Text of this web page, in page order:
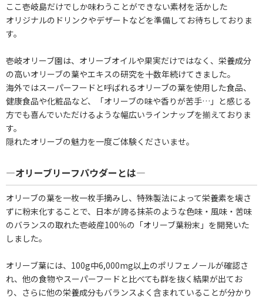
ここ壱岐島だけでしか味わうことができない素材を活かした
オリジナルのドリンクやデザートなどを準備してお待ちしておりま
す。
壱岐オリーブ園は、オリーブオイルや果実だけではなく、栄養成分
の高いオリーブの葉やエキスの研究を十数年続けてきました。
海外ではスーパーフードと呼ばれるオリーブの葉を使用した食品、
健康食品や化粧品など、「オリーブの味や香りが苦手…」と感じる
方でも喜んでいただけるような幅広いラインナップを揃えておりま
す。
隠れたオリーブの魅力を一度ご体験くださいませ。
―オリーブリーフパウダーとは―
オリーブの葉を一枚一枚手摘みし、特殊製法によって栄養素を壊さ
ずに粉末化することで、日本が誇る抹茶のような色味・風味・苦味
のバランスの取れた壱岐産100％の「オリーブ葉粉末」を開発いた
しました。
オリーブ葉には、100g中6,000mg以上のポリフェノールが確認さ
れ、他の食物やスーパーフードと比べても群を抜く結果が出てお
り、さらに他の栄養成分もバランスよく含まれていることが分かり